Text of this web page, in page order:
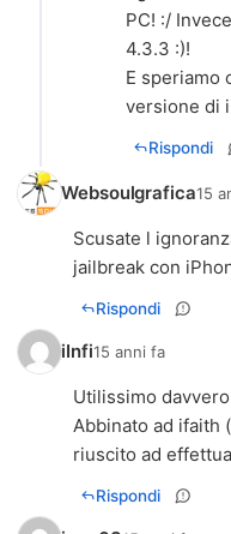
PC! :/
4.3.3 :)!
E speriamo
versione di
Rispondi
Websoulgrafica15
Scusate l
jailbreak con
Rispondi
iInfi15 anni fa
Utilissimo
Abbinato ad ifaith
riuscito ad
Rispondi